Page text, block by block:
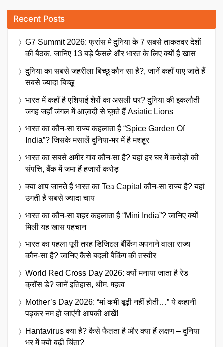
Recent Posts
G7 Summit 2026: फ्रांस में दुनिया के 7 सबसे ताकतवर देशों
की बैठक, जानिए 13 बड़े फैसले और भारत के लिए क्यों है खास
दुनिया का सबसे जहरीला बिच्छू कौन सा है?, जानें कहाँ पाए जाते हैं
सबसे ज्यादा बिच्छू
भारत में कहाँ है एशियाई शेरों का असली घर? दुनिया की इकलौती
जगह जहाँ जंगल में आज़ादी से घूमते हैं Asiatic Lions
भारत का कौन-सा राज्य कहलाता है “Spice Garden Of
India”? जिसके मसालें दुनिया-भर में है मशहूर
भारत का सबसे अमीर गांव कौन-सा है? यहां हर घर में करोड़ों की
संपत्ति, बैंक में जमा हैं हजारों करोड़
क्या आप जानते हैं भारत का Tea Capital कौन-सा राज्य है? यहां
उगती है सबसे ज्यादा चाय
भारत का कौन-सा शहर कहलाता है “Mini India”? जानिए क्यों
मिली यह खास पहचान
भारत का पहला पूरी तरह डिजिटल बैंकिंग अपनाने वाला राज्य
कौन-सा है? जानिए कैसे बदली बैंकिंग की तस्वीर
World Red Cross Day 2026: क्यों मनाया जाता है रेड
क्रॉस डे? जानें इतिहास, थीम, महत्व
Mother’s Day 2026: “मां कभी बूढ़ी नहीं होती…” ये कहानी
पढ़कर नम हो जाएंगी आपकी आंखें!
Hantavirus क्या है? कैसे फैलता है और क्या हैं लक्षण – दुनिया
भर में क्यों बढ़ी चिंता?